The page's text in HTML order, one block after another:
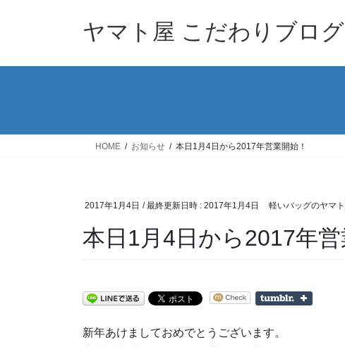
ヤマト屋 こだわりブログ
HOME お知らせ 本日1月4日から2017年営業開始！
2017年1月4日 / 最終更新日時 : 2017年1月4日 軽いバッグのヤマ
本日1月4日から2017年営
新年あけましておめでとうございます。